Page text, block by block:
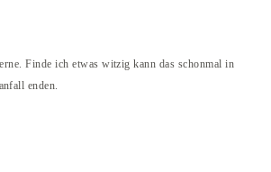
Finde ich etwas witzig kann das schonmal in
enden.